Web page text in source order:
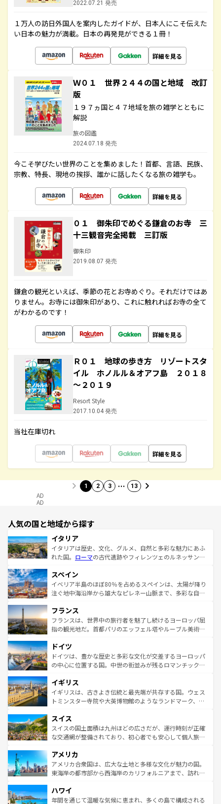
2022.07.21 発売
１万人の訪日外国人を案内したガイドが、日本人にこそ伝えた
い日本の魅力が満載。日本の再発見ができる１冊！
詳細を見る
Ｗ０１ 世界２４４の国と地域 改訂
版
１９７ヵ国と４７地域を旅の雑学とともに
解説
旅の図鑑
2024.07.18 発売
今こそ学びたい世界のことを集めました！首都、言語、民族、
宗教、特長、現地の挨拶、誰かに話したくなる旅の雑学も。
詳細を見る
０１ 御朱印でめぐる鎌倉のお寺 三
十三観音完全掲載 三訂版
御朱印
2019.08.07 発売
鎌倉の観光といえば、季節の花とお寺めぐり。それだけではあ
りません。お寺には御朱印があり、これに触れればお寺の全て
がわかるのです！
詳細を見る
Ｒ０１ 地球の歩き方 リゾートスタ
イル ホノルル＆オアフ島 ２０１８
～２０１９
Resort Style
2017.10.04 発売
当社在庫切れ
詳細を見る
1 2 3 … 13
AD
AD
人気の国と地域から探す
イタリア
イタリアは歴史、文化、グルメ、自然と多彩な魅力にあふ
れた国。 ローマの古代遺跡やフィレンツェのルネッサンス
ろん、トスカーナの美しい田園風景やアマルフィ海岸の絶
景など、自然景観も見逃せない。観光の合間には、本場の
ピザやパスタなど、絶品のイタリア料理を堪能することも
ませてくれるイタリアで、忘れられない旅をしてみよう！
なお、新着のイタリア情報はコンテンツ一覧 を参照してほ
しい。
スペイン
イベリア半島のほぼ80％を占めるスペインは、太陽が降り
注ぐ地中海沿岸から雄大なピレネー山脈まで、多彩な自然
文化が根付くこの国では、情熱的なフラメンコ、熱気あふ
れる闘牛、そして美味しいタパスが生活の一部となってい
る。首都マドリードの洗練された雰囲気や、バルセロナの
の城塞都市、穏やかなビーチリゾートまで多彩な表情を見
せる。地方によって風土や気候が異なるスペインはその個
性で訪れる人を魅了する。 なお、新着のスペイン情報はコ
フランス
フランスは、世界中の旅行者を魅了し続けるヨーロッパ屈
指の観光地だ。首都パリのエッフェル塔やルーブル美術館
で、幅広い魅力が詰まっている。華麗な宮殿、歴史的な大
聖堂、美しいビーチ、そして豊かな自然が、訪れる者を心
から魅了する。また、フランスは美食の国としても知ら
いる。シャンパンの発祥地であるランス、プロヴァンスの
香り高いラベンダー畑など、多彩な楽しみ方が可能だ。さ
らに、パリ以外の地域にも魅力が溢れており、どの街角に
れる地方に足を運ぶとそれぞれで全く異なる文化を体験で
きるだろう。 なお、新着のフランス情報はコンテンツ一覧
を参照してほしい。
ドイツ
ドイツは、豊かな歴史と多彩な文化が交差するヨーロッパ
の中心に位置する国。中世の街並みが残るロマンチック街
顔を持つこの国は、どこを歩いても飽きることがない。ベ
ルリンの文化的活気、バイエルン州のアルプスの絶景、そ
してライン川沿いのワイン畑といった風景は必見。ビール
は、お酒好きな人にはぜひ体験してほしい。 なお、新着の
ドイツ情報はコンテンツ一覧を参照してほしい。
イギリス
イギリスは、古きよき伝統と最先端が共存する国。ウェス
トミンスター寺院や大英博物館のようなランドマーク、歴
リアごとに異なる魅力がある。また、優雅なアフタヌーン
ティー、ビール好きにはたまらない英国パブ、サッカー観
戦など、本場だからこそできる体験も豊富。イギリスを旅
ンツ一覧を参照してほしい。
スイス
スイスの国土面積は九州ほどの広さだが、運行時刻が正確
な交通網が整備されており、初心者でも安心して個人旅行
の建物がそのまま残る町や、スイスならではのユニークな
博物館もあり、アルプス観光だけでなく町歩きも満喫する
ことができる。国民の所得が高いため物価も高いが、旅行
ば市内交通費無料で観光を楽しむこともできる。 なお、新
着のスイス情報はコンテンツ一覧 を参照してほしい。
アメリカ
アメリカ合衆国は、広大な土地と多様な文化が魅力の国。
東海岸の都市部から西海岸のカリフォルニアまで、訪れる
のような巨大都市は、観光、ショッピング、エンターテイ
ンメントが詰まった刺激的なスポットだ。一方、アメリカ
ハワイ
年間を通じて温暖な気候に恵まれ、多くの島で構成される